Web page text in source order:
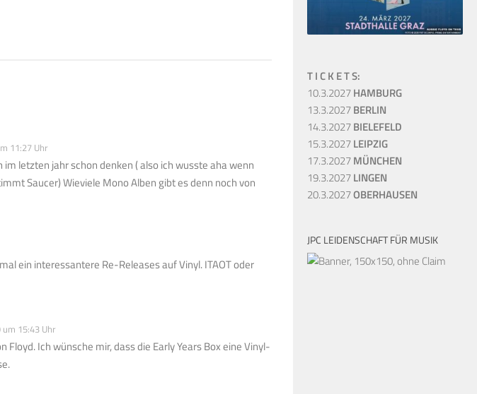
11:27 Uhr
letzten jahr schon denken ( also ich wusste aha wenn
Saucer) Wieviele Mono Alben gibt es denn noch von
ein interessantere Re-Releases auf Vinyl. ITAOT oder
15:43 Uhr
Ich wünsche mir, dass die Early Years Box eine Vinyl-
T I C K E T S:
10.3.2027HAMBURG
13.3.2027BERLIN
14.3.2027BIELEFELD
15.3.2027LEIPZIG
17.3.2027MÜNCHEN
19.3.2027LINGEN
20.3.2027OBERHAUSEN
JPC LEIDENSCHAFT FÜR MUSIK